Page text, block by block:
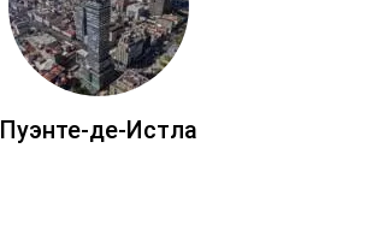
Пуэнте-де-Истла